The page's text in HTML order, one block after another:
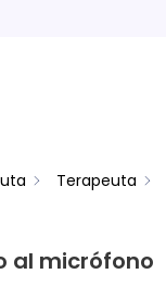
Terapeuta
al micrófono